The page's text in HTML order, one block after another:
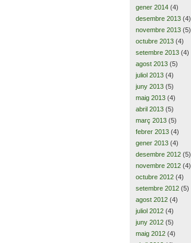
gener 2014 (4)
desembre 2013 (4)
novembre 2013 (5)
octubre 2013 (4)
setembre 2013 (4)
agost 2013 (5)
juliol 2013 (4)
juny 2013 (5)
maig 2013 (4)
abril 2013 (5)
març 2013 (5)
febrer 2013 (4)
gener 2013 (4)
desembre 2012 (5)
novembre 2012 (4)
octubre 2012 (4)
setembre 2012 (5)
agost 2012 (4)
juliol 2012 (4)
juny 2012 (5)
maig 2012 (4)